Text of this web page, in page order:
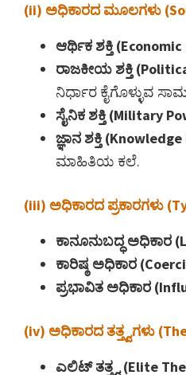
(ii) ಅಧಿಕಾರದ ಮೂಲಗಳು
ಆರ್ಥಿಕ ಶಕ್ತಿ
ರಾಜಕೀಯ ಶಕ್ತಿ
ನಿರ್ಧಾರ ಕೈಗೊಳ್ಳುವ
ಸೈನಿಕ ಶಕ್ತಿ (Military
ಜ್ಞಾನ ಶಕ್ತಿ
ಮಾಹಿತಿಯ ಕಲೆ.
(iii) ಅಧಿಕಾರದ ಪ್ರಕಾರಗಳು
ಕಾನೂನುಬದ್ಧ ಅಧಿಕಾರ
ಕಾರಿಷ್ಠ ಅಧಿಕಾರ
ಪ್ರಭಾವಿತ ಅಧಿಕಾರ
(iv) ಅಧಿಕಾರದ ತತ್ತ್ವಗಳು
ಎಲಿಟ್ ತತ್ತ್ವ (Elite